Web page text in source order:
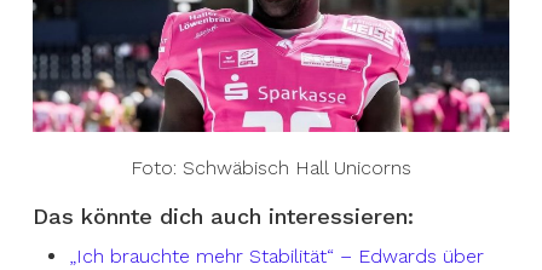
Foto: Schwäbisch Hall Unicorns
Das könnte dich auch interessieren:
„Ich brauchte mehr Stabilität“ – Edwards über